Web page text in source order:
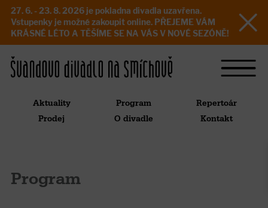
27. 6. - 23. 8. 2026 je pokladna divadla uzavřena.
Vstupenky je možné zakoupit online. PŘEJEME VÁM
KRÁSNÉ LÉTO A TĚŠÍME SE NA VÁS V NOVÉ SEZÓNĚ!
Aktuality Program
Repertoár
Prodej
O divadle Kontakt
Program